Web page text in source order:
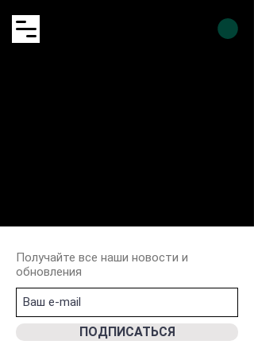
Получайте все наши новости и
обновления
ПОДПИСАТЬСЯ